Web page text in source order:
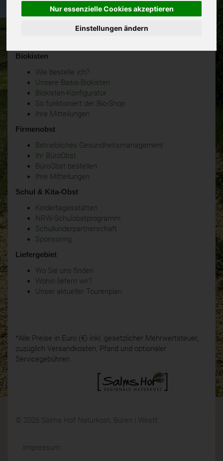
Nur essenzielle Cookies akzeptieren
Einstellungen ändern
Biokisten
Wie bestelle ich?
Unsere Basis-Biokisten
Biokisten-Konfigurator
So funktioniert der Bio-Shop
Ihre Mitteilungen
Firmenobst
Betriebliches Gesundheitsmanagement
Ihr BüroObst
BüroObst bestellen
Ihre Mitteilungen
Schul & Kita-Obst
Kindertagesstätten
NRW-Schulobstprogramm
Schulkinderpartnerschaft
Sponsoring
Liefergebiet
Wo Sie uns finden
Wohin liefern wir?
Unser aktueller Tourenplan
*Alle Preise in Euro (€) inkl. gesetzlicher Mehrwertsteuer,
zuzüglich Versandkosten, Pfand und optionaler
Servicegebühren.
© 2026 Salms Hof Naturkost, Büren i.Westf.
Impressum